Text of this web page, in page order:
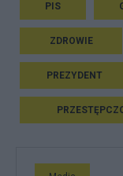
PIS
ZDROWIE
PREZYDENT